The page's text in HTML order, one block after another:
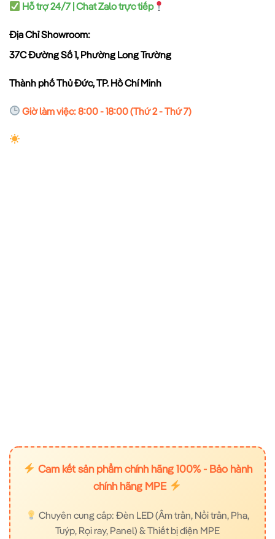
Hỗ trợ 24/7 | Chat Zalo trực tiếp
Địa Chỉ Showroom:
37C Đường Số 1, Phường Long Trường
Thành phố Thủ Đức, TP. Hồ Chí Minh
Giờ làm việc: 8:00 - 18:00 (Thứ 2 - Thứ 7)
Cam kết sản phẩm chính hãng 100% - Bảo hành
chính hãng MPE
Chuyên cung cấp: Đèn LED (Âm trần, Nổi trần, Pha,
Tuýp, Rọi ray, Panel) & Thiết bị điện MPE